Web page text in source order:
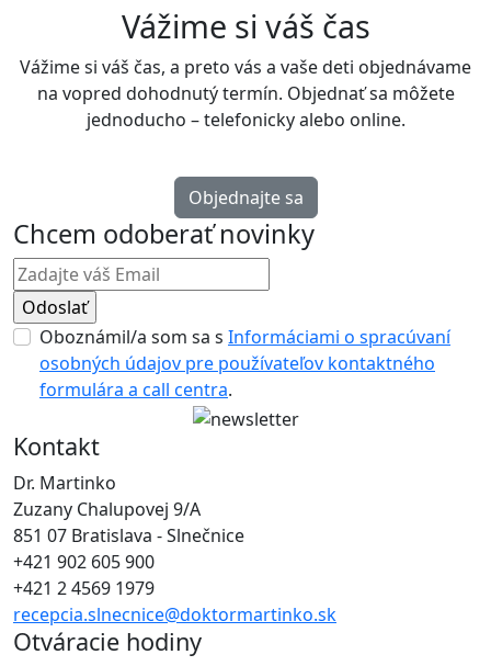
Vážime si váš čas
Vážime si váš čas, a preto vás a vaše deti objednávame
na vopred dohodnutý termín. Objednať sa môžete
jednoducho – telefonicky alebo online.
Objednajte sa
Chcem odoberať novinky
Oboznámil/a som sa s Informáciami o spracúvaní
osobných údajov pre používateľov kontaktného
formulára a call centra.
Kontakt
Dr. Martinko
Zuzany Chalupovej 9/A
851 07 Bratislava - Slnečnice
+421 902 605 900
+421 2 4569 1979
recepcia.slnecnice@doktormartinko.sk
Otváracie hodiny